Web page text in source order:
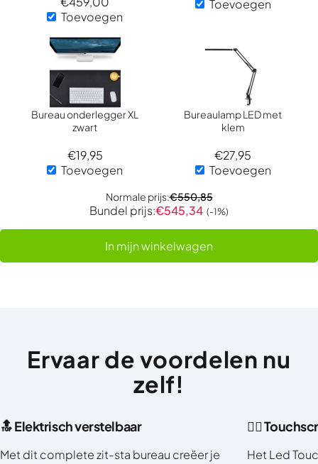
Toevoegen
Toevoegen
Bureau onderlegger XL
zwart
€19,95
Toevoegen
Bureaulamp LED met
klem
€27,95
Toevoegen
Normale prijs:€550,85
Bundel prijs:€545,34 (-1%)
In mijn winkelwagen
Ervaar de voordelen nu
zelf!
🔝 Elektrisch verstelbaar
Met dit complete zit-sta bureau creëer je
👈🏼
Het Led